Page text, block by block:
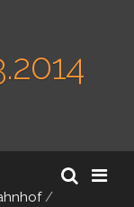
/